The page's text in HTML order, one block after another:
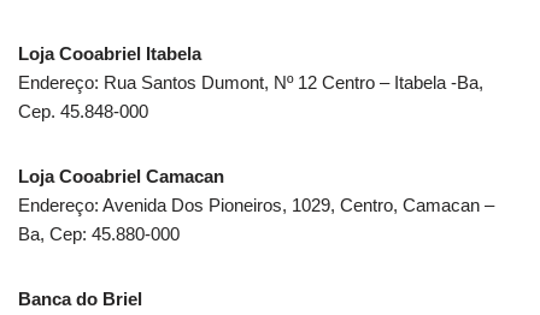
Loja Cooabriel Itabela
Endereço: Rua Santos Dumont, Nº 12 Centro – Itabela -Ba,
Cep. 45.848-000
Loja Cooabriel Camacan
Endereço: Avenida Dos Pioneiros, 1029, Centro, Camacan –
Ba, Cep: 45.880-000
Banca do Briel